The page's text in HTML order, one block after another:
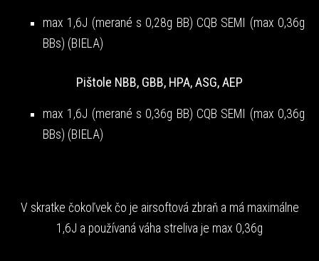
max 1,6J (merané s 0,28g BB) CQB SEMI (max 0,36g
BBs) (BIELA)
Pištole NBB, GBB, HPA, ASG, AEP
max 1,6J (merané s 0,36g BB) CQB SEMI (max 0,36g
BBs) (BIELA)
V skratke čokoľvek čo je airsoftová zbraň a má maximálne
1,6J a používaná váha streliva je max 0,36g